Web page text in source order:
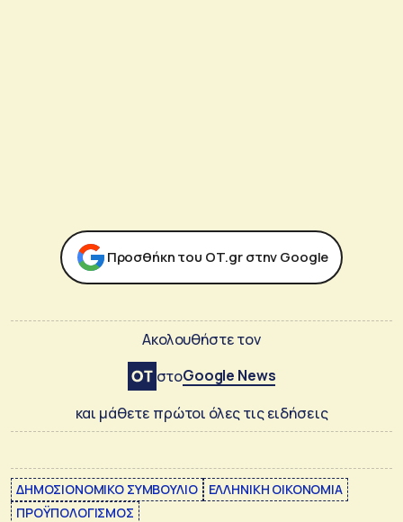
Προσθήκη του ΟΤ.gr στην Google
Ακολουθήστε τον
στοGoogle News
και μάθετε πρώτοι όλες τις ειδήσεις
ΔΗΜΟΣΙΟΝΟΜΙΚΟ ΣΥΜΒΟΥΛΙΟ
ΕΛΛΗΝΙΚΗ ΟΙΚΟΝΟΜΙΑ
ΠΡΟΫΠΟΛΟΓΙΣΜΟΣ